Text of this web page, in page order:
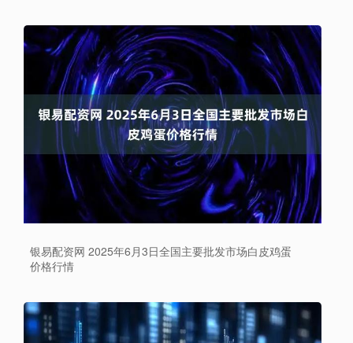
银易配资网 2025年6月3日全国主要批发市场白皮鸡蛋
价格行情